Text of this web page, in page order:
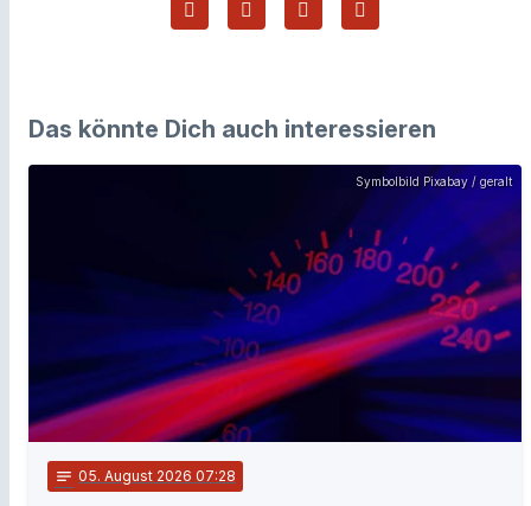
Das könnte Dich auch interessieren
Symbolbild Pixabay / geralt
notes 05. August 2026 07:28